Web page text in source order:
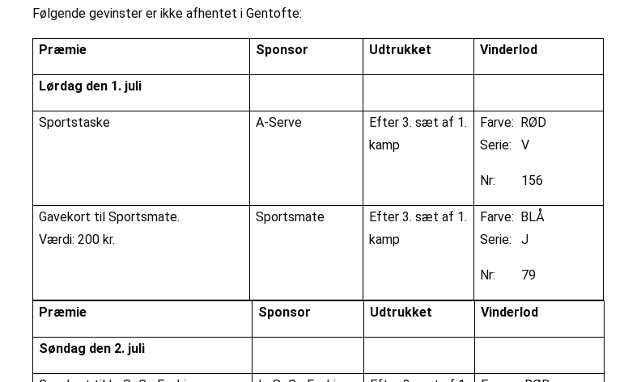
Følgende gevinster er ikke afhentet i Gentofte:
Præmie Sponsor Udtrukket Vinderlod
Lørdag den 1. juli
Sportstaske A-Serve
Efter 3. sæt af 1.
kamp
Farve: RØD
Serie: V
Nr: 156
Gavekort til Sportsmate.
Værdi: 200 kr.
Sportsmate
Efter 3. sæt af 1.
kamp
Farve: BLÅ
Serie: J
Nr: 79
Præmie Sponsor Udtrukket Vinderlod
Søndag den 2. juli